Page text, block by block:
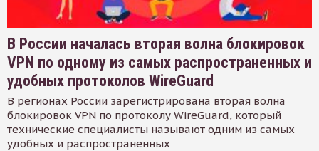
В России началась вторая волна блокировок
VPN по одному из самых распространенных и
удобных протоколов WireGuard
В регионах России зарегистрирована вторая волна
блокировок VPN по протоколу WireGuard, который
технические специалисты называют одним из самых
удобных и распространенных